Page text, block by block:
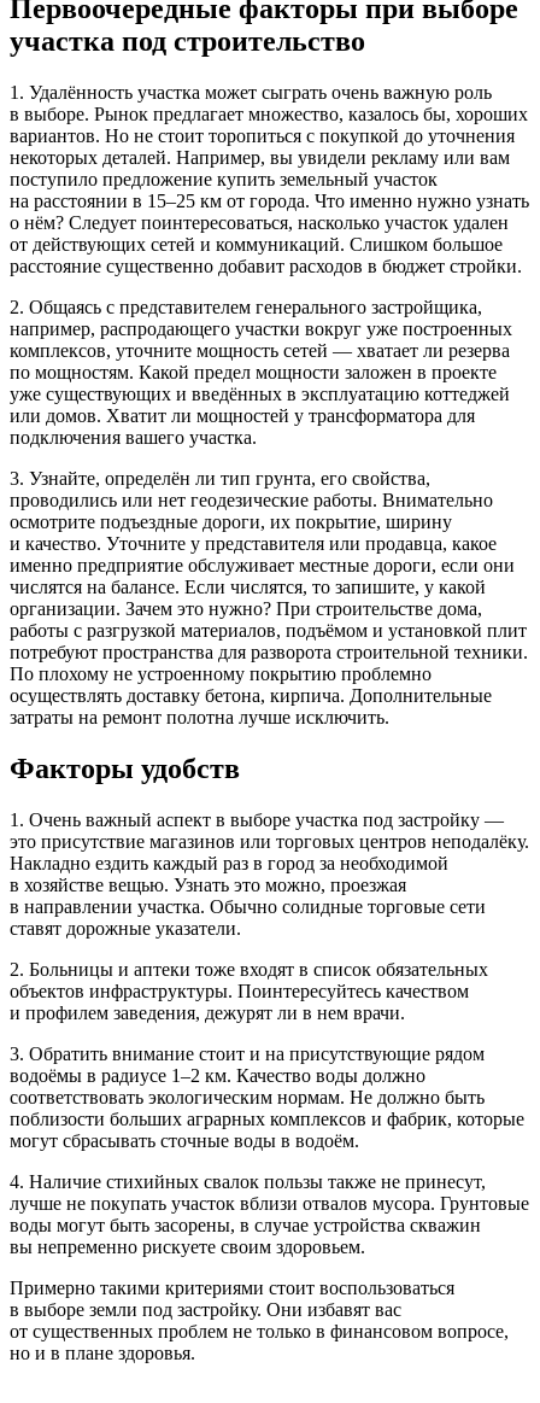
Первоочередные факторы при выборе
участка под строительство
1. Удалённость участка может сыграть очень важную роль
в выборе. Рынок предлагает множество, казалось бы, хороших
вариантов. Но не стоит торопиться с покупкой до уточнения
некоторых деталей. Например, вы увидели рекламу или вам
поступило предложение купить земельный участок
на расстоянии в 15–25 км от города. Что именно нужно узнать
о нём? Следует поинтересоваться, насколько участок удален
от действующих сетей и коммуникаций. Слишком большое
расстояние существенно добавит расходов в бюджет стройки.
2. Общаясь с представителем генерального застройщика,
например, распродающего участки вокруг уже построенных
комплексов, уточните мощность сетей — хватает ли резерва
по мощностям. Какой предел мощности заложен в проекте
уже существующих и введённых в эксплуатацию коттеджей
или домов. Хватит ли мощностей у трансформатора для
подключения вашего участка.
3. Узнайте, определён ли тип грунта, его свойства,
проводились или нет геодезические работы. Внимательно
осмотрите подъездные дороги, их покрытие, ширину
и качество. Уточните у представителя или продавца, какое
именно предприятие обслуживает местные дороги, если они
числятся на балансе. Если числятся, то запишите, у какой
организации. Зачем это нужно? При строительстве дома,
работы с разгрузкой материалов, подъёмом и установкой плит
потребуют пространства для разворота строительной техники.
По плохому не устроенному покрытию проблемно
осуществлять доставку бетона, кирпича. Дополнительные
затраты на ремонт полотна лучше исключить.
Факторы удобств
1. Очень важный аспект в выборе участка под застройку —
это присутствие магазинов или торговых центров неподалёку.
Накладно ездить каждый раз в город за необходимой
в хозяйстве вещью. Узнать это можно, проезжая
в направлении участка. Обычно солидные торговые сети
ставят дорожные указатели.
2. Больницы и аптеки тоже входят в список обязательных
объектов инфраструктуры. Поинтересуйтесь качеством
и профилем заведения, дежурят ли в нем врачи.
3. Обратить внимание стоит и на присутствующие рядом
водоёмы в радиусе 1–2 км. Качество воды должно
соответствовать экологическим нормам. Не должно быть
поблизости больших аграрных комплексов и фабрик, которые
могут сбрасывать сточные воды в водоём.
4. Наличие стихийных свалок пользы также не принесут,
лучше не покупать участок вблизи отвалов мусора. Грунтовые
воды могут быть засорены, в случае устройства скважин
вы непременно рискуете своим здоровьем.
Примерно такими критериями стоит воспользоваться
в выборе земли под застройку. Они избавят вас
от существенных проблем не только в финансовом вопросе,
но и в плане здоровья.